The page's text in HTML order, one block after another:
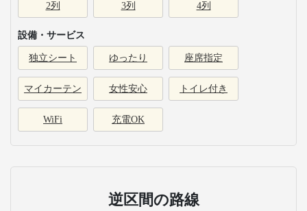
2列 3列 4列
設備・サービス
独立シート ゆったり 座席指定
マイカーテン 女性安心 トイレ付き
WiFi 充電OK
逆区間の路線